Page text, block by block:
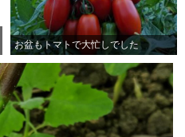
お盆もトマトで大忙しでした